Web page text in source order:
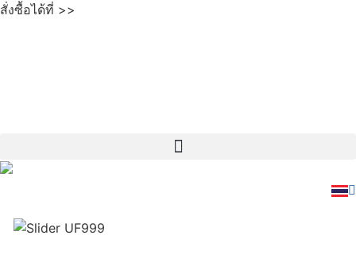
สั่งซื้อได้ที่ >>